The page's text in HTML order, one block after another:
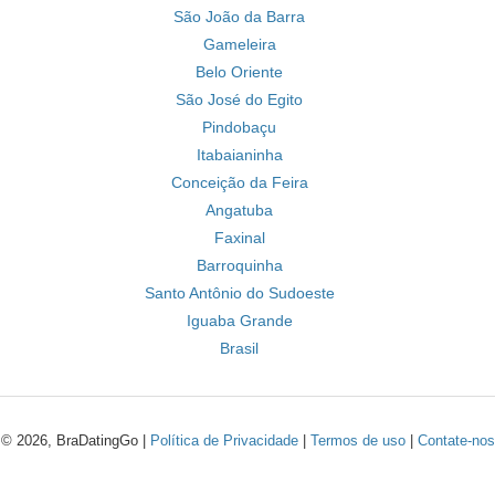
São João da Barra
Gameleira
Belo Oriente
São José do Egito
Pindobaçu
Itabaianinha
Conceição da Feira
Angatuba
Faxinal
Barroquinha
Santo Antônio do Sudoeste
Iguaba Grande
Brasil
© 2026, BraDatingGo | Política de Privacidade| Termos de uso| Contate-nos